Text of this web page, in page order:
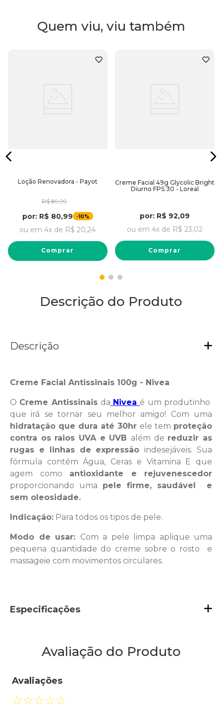
Quem viu, viu também
Loção Renovadora - Payot
R$ 89,99
por: R$ 80,99 -10%
ou em 4x de R$ 20,24
Comprar
Creme Facial 49g Glycolic Bright
Diurno FPS 30 - Loreal
por: R$ 92,09
ou em 4x de R$ 23,02
Comprar
Descrição do Produto
Descrição
Creme Facial Antissinais 100g - Nivea
O Creme Antissinais da Nivea é um produtinho
que irá se tornar seu melhor amigo! Com uma
hidratação que dura até 30hr ele tem proteção
contra os raios UVA e UVB além de reduzir as
rugas e linhas de expressãoindesejáveis. Sua
fórmula contém Água, Ceras e Vitamina E que
agem como antioxidante e rejuvenescedor
proporcionando uma pele firme, saudável e
sem oleosidade.
Indicação: Para todos os tipos de pele.
Modo de usar: Com a pele limpa aplique uma
pequena quantidade do creme sobre o rosto e
massageie com movimentos circulares.
Especificações
Avaliação do Produto
Avaliações
☆☆☆☆☆